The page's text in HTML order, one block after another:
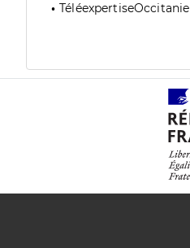
TéléexpertiseOccitanie